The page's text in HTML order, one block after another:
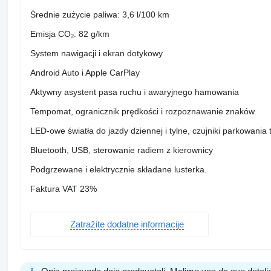
Średnie zużycie paliwa: 3,6 l/100 km
Emisja CO₂: 82 g/km
System nawigacji i ekran dotykowy
Android Auto i Apple CarPlay
Aktywny asystent pasa ruchu i awaryjnego hamowania
Tempomat, ogranicznik prędkości i rozpoznawanie znaków
LED-owe światła do jazdy dziennej i tylne, czujniki parkowania
Bluetooth, USB, sterowanie radiem z kierownicy
Podgrzewane i elektrycznie składane lusterka.
Faktura VAT 23%
Zatražite dodatne informacije